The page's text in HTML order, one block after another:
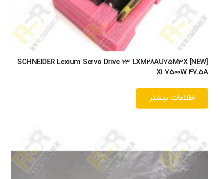
[NEW] SCHNEIDER Lexium Servo Drive 23 LXM28AU75M3X
X1 7500W 47.5A
اطلاعات بیشتر